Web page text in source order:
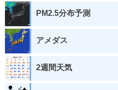
PM2.5分布予測
アメダス
2週間天気